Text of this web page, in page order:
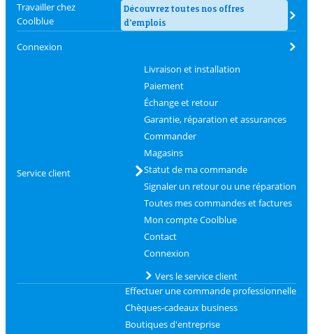
Travailler chez
Coolblue
Découvrez toutes nos offres
d'emplois
Connexion
Service client
Livraison et installation
Paiement
Échange et retour
Garantie, réparation et assurances
Commander
Magasins
Statut de ma commande
Signaler un retour ou une réparation
Toutes mes commandes et factures
Mon compte Coolblue
Contact
Connexion
Vers le service client
Effectuer une commande professionnelle
Chèques-cadeaux business
Boutiques d'entreprise